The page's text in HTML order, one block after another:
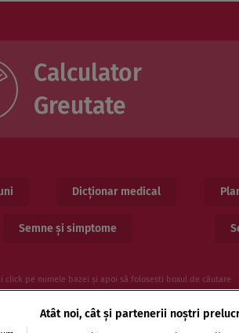
Calculator
Greutate
Dicționar medical
Semne și simptome
pe numele bazei și apoi să folosesti boxul de căutare
Atât noi, cât și partenerii noștri